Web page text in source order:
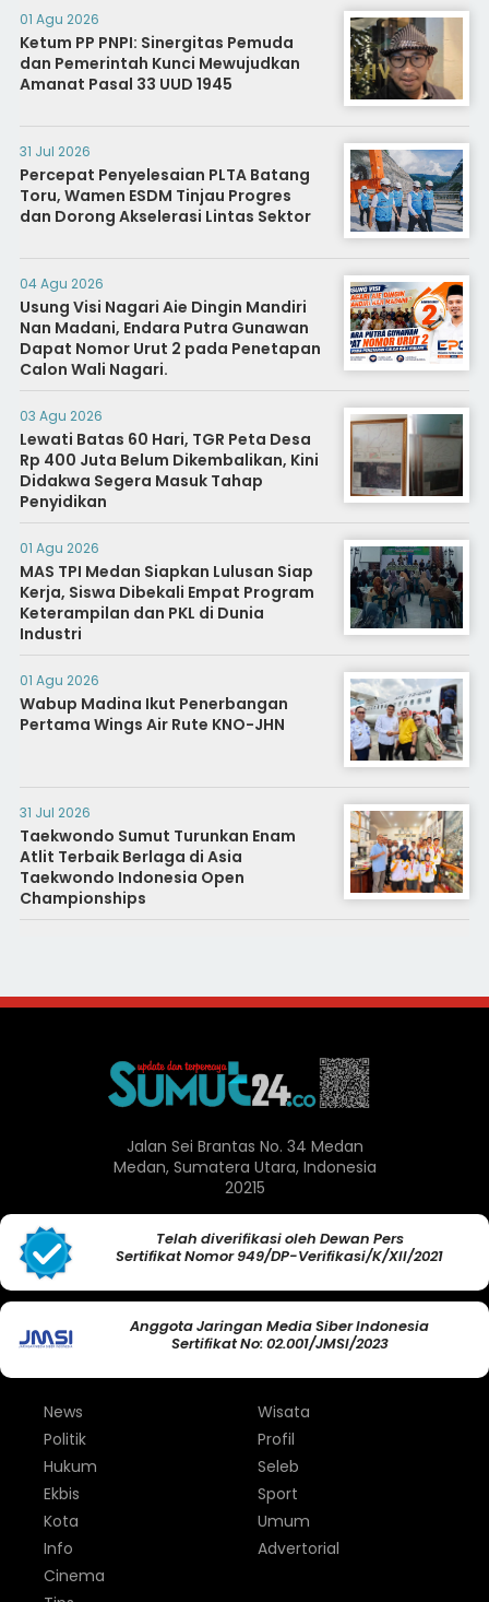
01 Agu 2026
Ketum PP PNPI: Sinergitas Pemuda
dan Pemerintah Kunci Mewujudkan
Amanat Pasal 33 UUD 1945
31 Jul 2026
Percepat Penyelesaian PLTA Batang
Toru, Wamen ESDM Tinjau Progres
dan Dorong Akselerasi Lintas Sektor
04 Agu 2026
Usung Visi Nagari Aie Dingin Mandiri
Nan Madani, Endara Putra Gunawan
Dapat Nomor Urut 2 pada Penetapan
Calon Wali Nagari.
03 Agu 2026
Lewati Batas 60 Hari, TGR Peta Desa
Rp 400 Juta Belum Dikembalikan, Kini
Didakwa Segera Masuk Tahap
Penyidikan
01 Agu 2026
MAS TPI Medan Siapkan Lulusan Siap
Kerja, Siswa Dibekali Empat Program
Keterampilan dan PKL di Dunia
Industri
01 Agu 2026
Wabup Madina Ikut Penerbangan
Pertama Wings Air Rute KNO-JHN
31 Jul 2026
Taekwondo Sumut Turunkan Enam
Atlit Terbaik Berlaga di Asia
Taekwondo Indonesia Open
Championships
Jalan Sei Brantas No. 34 Medan
Medan, Sumatera Utara, Indonesia
20215
Telah diverifikasi oleh Dewan Pers
Sertifikat Nomor 949/DP-Verifikasi/K/XII/2021
Anggota Jaringan Media Siber Indonesia
Sertifikat No: 02.001/JMSI/2023
News
Politik
Hukum
Ekbis
Kota
Info
Wisata
Profil
Seleb
Sport
Umum
Advertorial
Cinema